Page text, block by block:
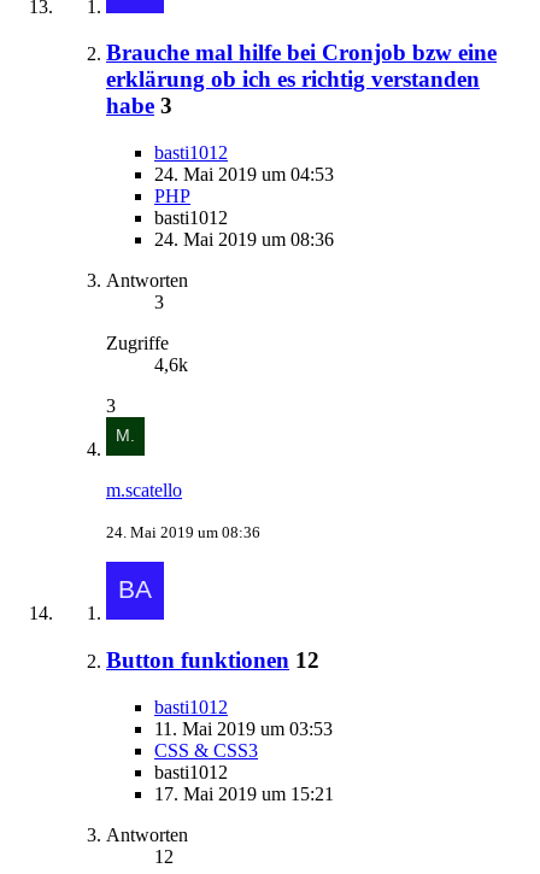
Brauche mal hilfe bei Cronjob bzw eine
erklärung ob ich es richtig verstanden
habe 3
basti1012
24. Mai 2019 um 04:53
PHP
basti1012
24. Mai 2019 um 08:36
Antworten
3
Zugriffe
4,6k
3
m.scatello
24. Mai 2019 um 08:36
Button funktionen 12
basti1012
11. Mai 2019 um 03:53
CSS & CSS3
basti1012
17. Mai 2019 um 15:21
Antworten
12